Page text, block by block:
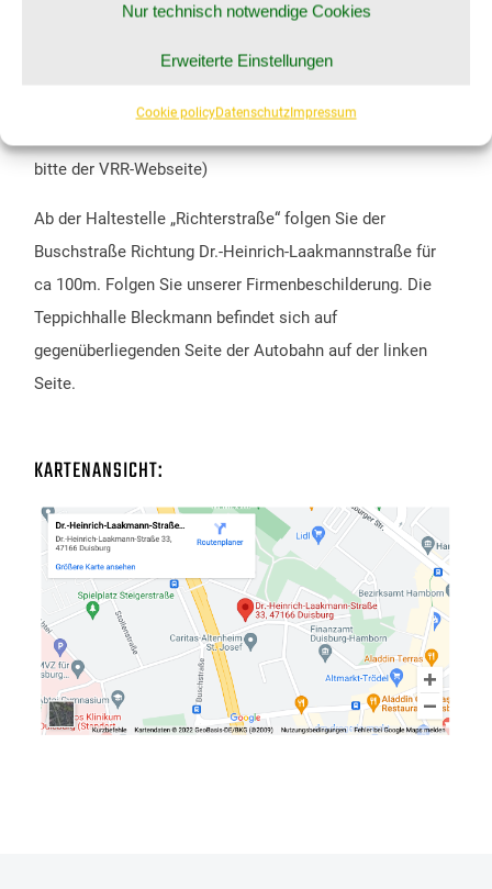
Nur technisch notwendige Cookies
Erweiterte Einstellungen
Cookie policyDatenschutzImpressum
SO ERREICHEN SIE UNS MIT DEM BUS:
Fahren Sie mit einer Buslinie bis zurHaltestelle
„Richterstraße“
bitte derVRR-Webseite)
Ab der Haltestelle „Richterstraße“ folgen Sie der
Buschstraße Richtung Dr.-Heinrich-Laakmannstraße für
ca 100m. Folgen Sie unserer Firmenbeschilderung. Die
Teppichhalle Bleckmann befindet sich auf
gegenüberliegenden Seite der Autobahn auf der linken
Seite.
KARTENANSICHT: